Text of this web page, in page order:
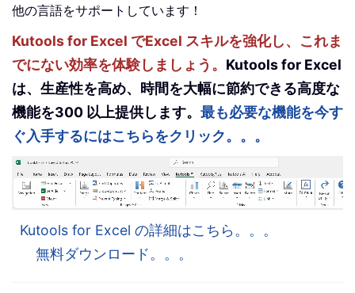
他の言語をサポートしています！
Kutools for Excel でExcel スキルを強化し、これま
でにない効率を体験しましょう。 Kutools for Excel
は、生産性を高め、時間を大幅に節約できる高度な
機能を300 以上提供します。 最も必要な機能を今す
ぐ入手するにはこちらをクリック。。。
Kutools for Excel の詳細はこちら。。。
無料ダウンロード。。。